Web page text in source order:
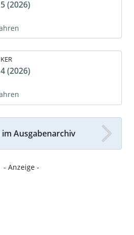
(2026)
(2026)
Ausgabenarchiv
- Anzeige -